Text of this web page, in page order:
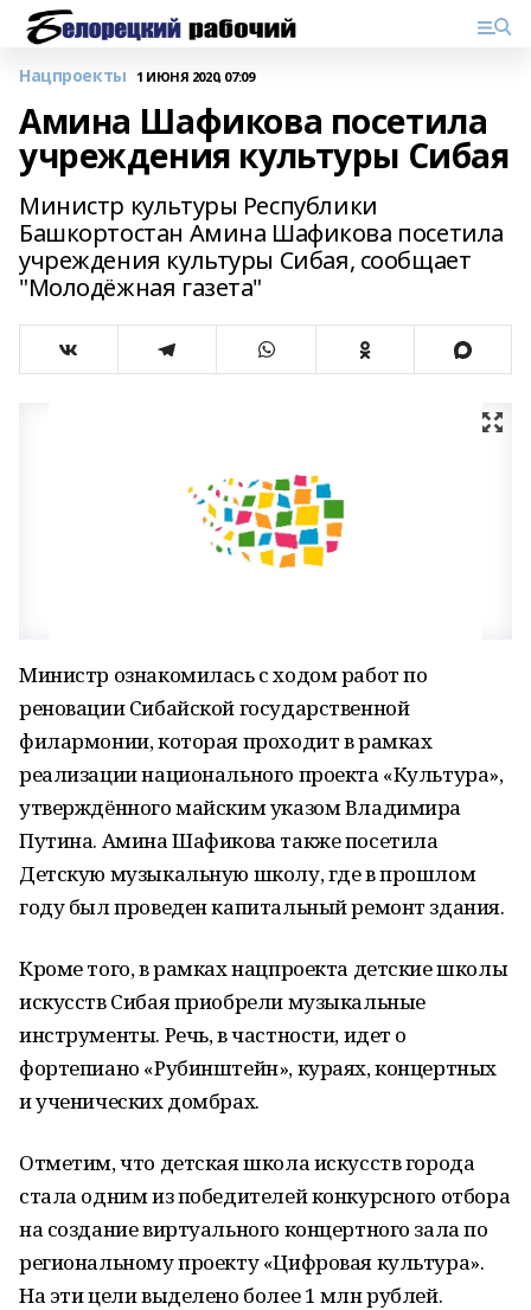
Нацпроекты 1 ИЮНЯ 2020, 07:09
Амина Шафикова посетила
учреждения культуры Сибая
Министр культуры Республики
Башкортостан Амина Шафикова посетила
учреждения культуры Сибая, сообщает
"Молодёжная газета"
Министр ознакомилась с ходом работ по
реновации Сибайской государственной
филармонии, которая проходит в рамках
реализации национального проекта «Культура»,
утверждённого майским указом Владимира
Путина. Амина Шафикова также посетила
Детскую музыкальную школу, где в прошлом
году был проведен капитальный ремонт здания.
Кроме того, в рамках нацпроекта детские школы
искусств Сибая приобрели музыкальные
инструменты. Речь, в частности, идет о
фортепиано «Рубинштейн», кураях, концертных
и ученических домбрах.
Отметим, что детская школа искусств города
стала одним из победителей конкурсного отбора
на создание виртуального концертного зала по
региональному проекту «Цифровая культура».
На эти цели выделено более 1 млн рублей.